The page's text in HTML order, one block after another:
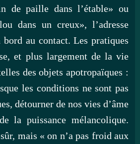
de paille dans l’étable» ou
dans un creux», l’adresse
au contact. Les pratiques
et plus largement de la vie
des objets apotropaïques :
les conditions ne sont pas
détourner de nos vies d’âme
la puissance mélancolique.
mais « on n’a pas froid aux